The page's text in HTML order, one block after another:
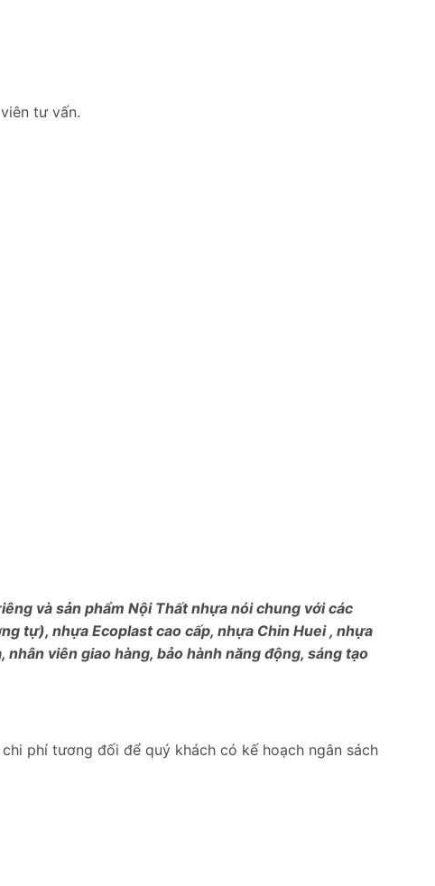
tư vấn.
và sản phẩm Nội Thất nhựa nói chung với các
tự), nhựa Ecoplast cao cấp, nhựa Chin Huei , nhựa
viên giao hàng, bảo hành năng động, sáng tạo
phí tương đối để quý khách có kế hoạch ngân sách